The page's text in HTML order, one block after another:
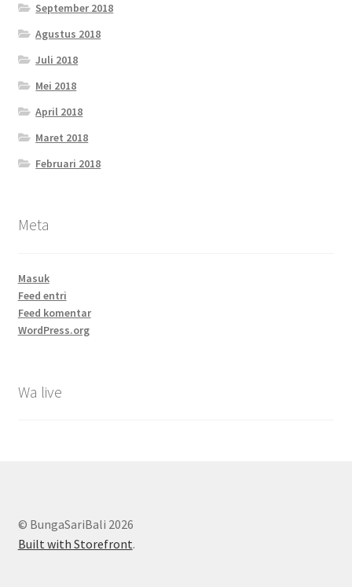
September 2018
Agustus 2018
Juli 2018
Mei 2018
April 2018
Maret 2018
Februari 2018
Meta
Masuk
Feed entri
Feed komentar
WordPress.org
Wa live
© BungaSariBali 2026
Built with Storefront.